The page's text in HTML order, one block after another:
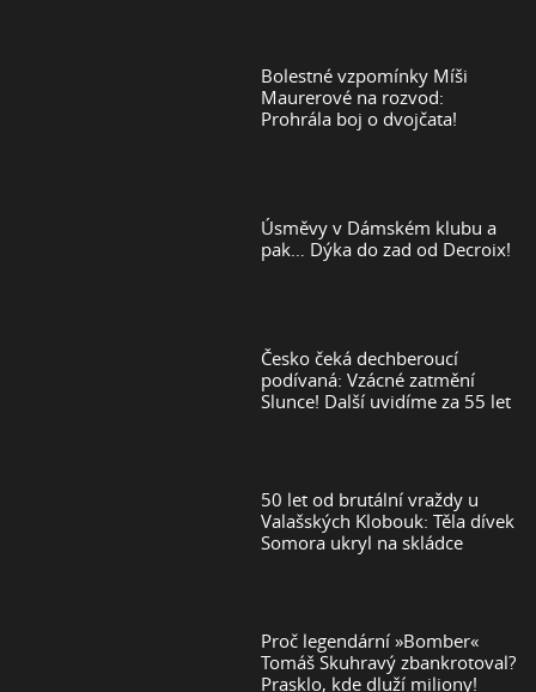
Bolestné vzpomínky Míši
Maurerové na rozvod:
Prohrála boj o dvojčata!
Úsměvy v Dámském klubu a
pak… Dýka do zad od Decroix!
Česko čeká dechberoucí
podívaná: Vzácné zatmění
Slunce! Další uvidíme za 55 let
50 let od brutální vraždy u
Valašských Klobouk: Těla dívek
Somora ukryl na skládce
Proč legendární »Bomber«
Tomáš Skuhravý zbankrotoval?
Prasklo, kde dluží miliony!